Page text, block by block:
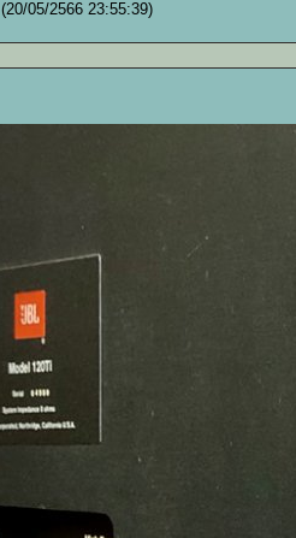
(20/05/2566 23:55:39)